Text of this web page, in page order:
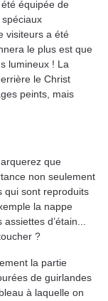
équipée de
visiteurs a été
le plus est que
lumineux ! La
le Christ
peints, mais
que
non seulement
qui sont reproduits
la nappe
d’étain...
?
la partie
de guirlandes
à laquelle on